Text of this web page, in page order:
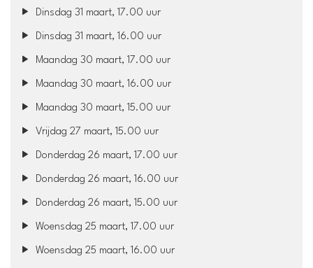
Dinsdag 31 maart, 17.00 uur
Dinsdag 31 maart, 16.00 uur
Maandag 30 maart, 17.00 uur
Maandag 30 maart, 16.00 uur
Maandag 30 maart, 15.00 uur
Vrijdag 27 maart, 15.00 uur
Donderdag 26 maart, 17.00 uur
Donderdag 26 maart, 16.00 uur
Donderdag 26 maart, 15.00 uur
Woensdag 25 maart, 17.00 uur
Woensdag 25 maart, 16.00 uur